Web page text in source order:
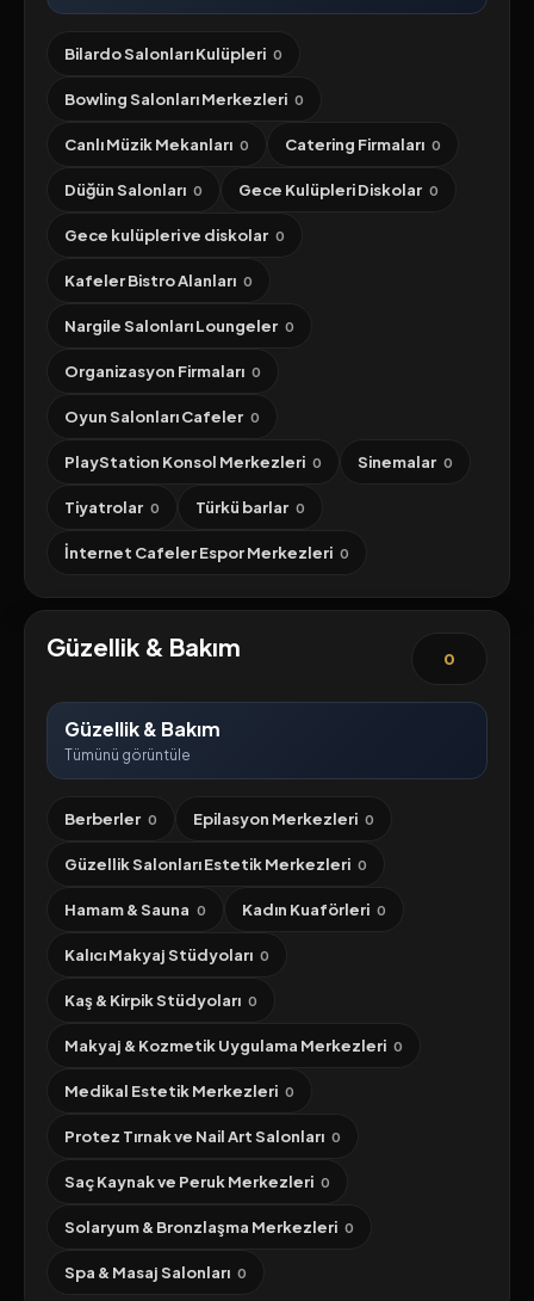
Bilardo Salonları Kulüpleri 0
Bowling Salonları Merkezleri 0
Canlı Müzik Mekanları 0 Catering Firmaları 0
Düğün Salonları 0 Gece Kulüpleri Diskolar 0
Gece kulüpleri ve diskolar 0
Kafeler Bistro Alanları 0
Nargile Salonları Loungeler 0
Organizasyon Firmaları 0
Oyun Salonları Cafeler 0
PlayStation Konsol Merkezleri 0 Sinemalar 0
Tiyatrolar 0 Türkü barlar 0
İnternet Cafeler Espor Merkezleri 0
Güzellik & Bakım 0
Güzellik & Bakım
Tümünü görüntüle
Berberler 0 Epilasyon Merkezleri 0
Güzellik Salonları Estetik Merkezleri 0
Hamam & Sauna 0 Kadın Kuaförleri 0
Kalıcı Makyaj Stüdyoları 0
Kaş & Kirpik Stüdyoları 0
Makyaj & Kozmetik Uygulama Merkezleri 0
Medikal Estetik Merkezleri 0
Protez Tırnak ve Nail Art Salonları 0
Saç Kaynak ve Peruk Merkezleri 0
Solaryum & Bronzlaşma Merkezleri 0
Spa & Masaj Salonları 0